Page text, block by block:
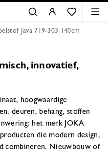
Java 719-303 140cm
innovatief,
hoogwaardige
deuren, behang, stoffen
het merk JOKA
die modern design,
combineren. Nieuwbouw of